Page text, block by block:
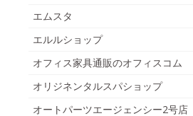
エムスタ
エルルショップ
オフィス家具通販のオフィスコム
オリジネンタルスパショップ
オートパーツエージェンシー2号店